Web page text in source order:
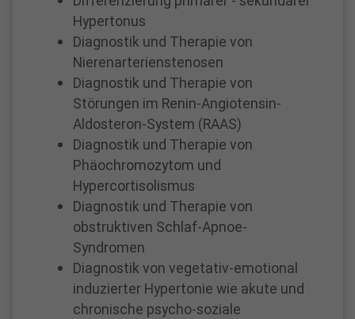
Termine
individueller
Absprache
TERMINBUCHUNG
ONLINE
Kontakt
Dialyseabteilung
Hypertonus
Diagnostik und Therapie von
Nierenarterienstenosen
Diagnostik und Therapie von
Störungen im Renin-Angiotensin-
Aldosteron-System (RAAS)
Diagnostik und Therapie von
Phäochromozytom und
Hypercortisolismus
Diagnostik und Therapie von
obstruktiven Schlaf-Apnoe-
Syndromen
Diagnostik von vegetativ-emotional
induzierter Hypertonie wie akute und
chronische psycho-soziale